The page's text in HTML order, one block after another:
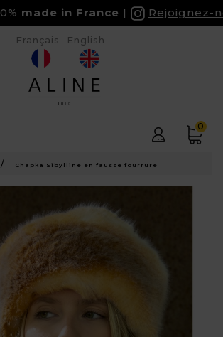
made in France Rejoignez-
0
Français English
Chapka Sibylline en fausse fourrure